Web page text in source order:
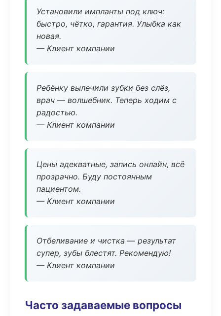
Установили импланты под ключ:
быстро, чётко, гарантия. Улыбка как
новая.
— Клиент компании
Ребёнку вылечили зубки без слёз,
врач — волшебник. Теперь ходим с
радостью.
— Клиент компании
Цены адекватные, запись онлайн, всё
прозрачно. Буду постоянным
пациентом.
— Клиент компании
Отбеливание и чистка — результат
супер, зубы блестят. Рекомендую!
— Клиент компании
Часто задаваемые вопросы